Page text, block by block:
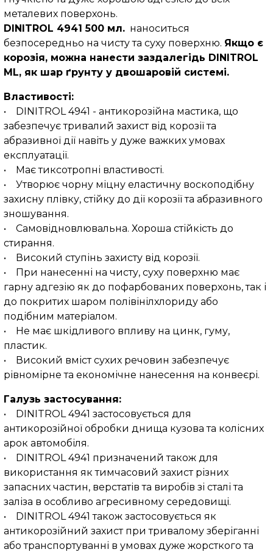
металевих поверхонь.
DINITROL 4941 500 мл.наноситься
безпосередньо на чисту та суху поверхню. Якщо є
корозія, можна нанести заздалегідь DINITROL
ML, як шар ґрунту у двошаровій системі.
Властивості:
• DINITROL 4941 - антикорозійна мастика, що
забезпечує тривалий захист від корозії та
абразивної дії навіть у дуже важких умовах
експлуатації.
• Має тиксотропні властивості.
• Утворює чорну міцну еластичну воскоподібну
захисну плівку, стійку до дії корозії та абразивного
зношування.
• Самовідновлювальна. Хороша стійкість до
стирання.
• Високий ступінь захисту від корозії.
• При нанесенні на чисту, суху поверхню має
гарну адгезію як до пофарбованих поверхонь, так і
до покритих шаром полівінілхлориду або
подібним матеріалом.
• Не має шкідливого впливу на цинк, гуму,
пластик.
• Високий вміст сухих речовин забезпечує
рівномірне та економічне нанесення на конвеєрі.
Галузь застосування:
• DINITROL 4941 застосовується для
антикорозійної обробки днища кузова та колісних
арок автомобіля.
• DINITROL 4941 призначений також для
використання як тимчасовий захист різних
запасних частин, верстатів та виробів зі сталі та
заліза в особливо агресивному середовищі.
• DINITROL 4941 також застосовується як
антикорозійний захист при тривалому зберіганні
або транспортуванні в умовах дуже жорсткого та